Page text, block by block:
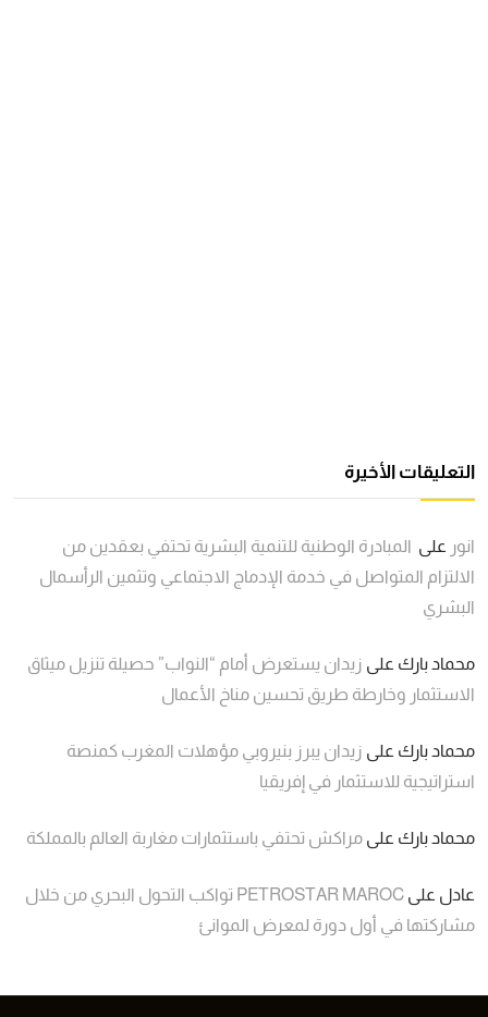
التعليقات الأخيرة
انور على المبادرة الوطنية للتنمية البشرية تحتفي بعقدين من
الالتزام المتواصل في خدمة الإدماج الاجتماعي وتثمين الرأسمال
البشري
محماد بارك على زيدان يستعرض أمام “النواب” حصيلة تنزيل ميثاق
الاستثمار وخارطة طريق تحسين مناخ الأعمال
محماد بارك على زيدان يبرز بنيروبي مؤهلات المغرب كمنصة
استراتيجية للاستثمار في إفريقيا
محماد بارك على مراكش تحتفي باستثمارات مغاربة العالم بالمملكة
عادل على
PETROSTAR MAROC تواكب التحول البحري من خلال
مشاركتها في أول دورة لمعرض الموانئ